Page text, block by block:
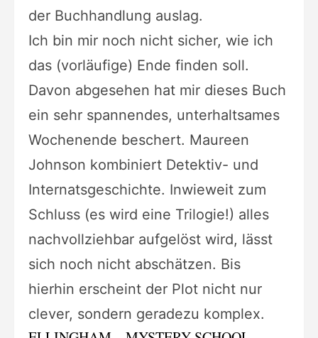
der Buchhandlung auslag.
Ich bin mir noch nicht sicher, wie ich
das (vorläufige) Ende finden soll.
Davon abgesehen hat mir dieses Buch
ein sehr spannendes, unterhaltsames
Wochenende beschert. Maureen
Johnson kombiniert Detektiv- und
Internatsgeschichte. Inwieweit zum
Schluss (es wird eine Trilogie!) alles
nachvollziehbar aufgelöst wird, lässt
sich noch nicht abschätzen. Bis
hierhin erscheint der Plot nicht nur
clever, sondern geradezu komplex.